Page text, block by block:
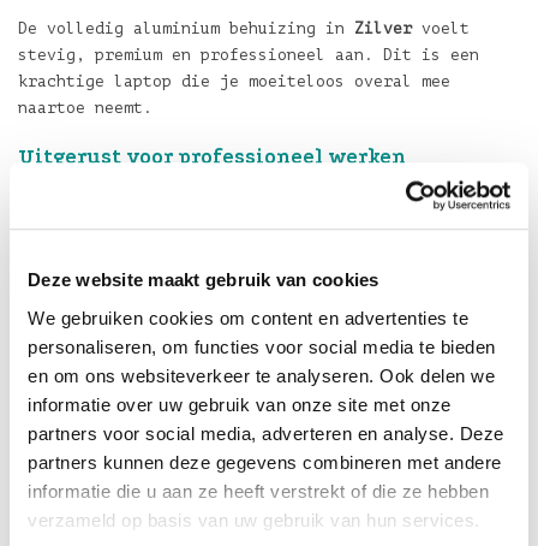
Deze website maakt gebruik van cookies
We gebruiken cookies om content en advertenties te
personaliseren, om functies voor social media te bieden
en om ons websiteverkeer te analyseren. Ook delen we
informatie over uw gebruik van onze site met onze
partners voor social media, adverteren en analyse. Deze
partners kunnen deze gegevens combineren met andere
informatie die u aan ze heeft verstrekt of die ze hebben
verzameld op basis van uw gebruik van hun services.
De volledig aluminium behuizing in Zilvervoelt
stevig, premium en professioneel aan. Dit is een
krachtige laptop die je moeiteloos overal mee
naartoe neemt.
Uitgerust voor professioneel werken
2TB
voldoende ruimte voor grote projecten,
Apple M5 Pro‑chip met 12‑core CPU en 18‑core GPU
softwareontwikkeling, grafisch werk en andere
veeleisende taken.
Klaar voor de toekomst
Met deM5 Pro‑chip is MacBook Pro helemaal klaar
voor Apple Intelligence en on‑device AI‑taken.